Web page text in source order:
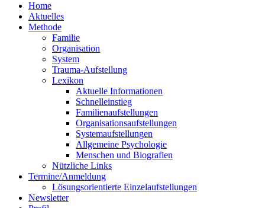
Home
Aktuelles
Methode
Familie
Organisation
System
Trauma-Aufstellung
Lexikon
Aktuelle Informationen
Schnelleinstieg
Familienaufstellungen
Organisationsaufstellungen
Systemaufstellungen
Allgemeine Psychologie
Menschen und Biografien
Nützliche Links
Termine/Anmeldung
Lösungsorientierte Einzelaufstellungen
Newsletter